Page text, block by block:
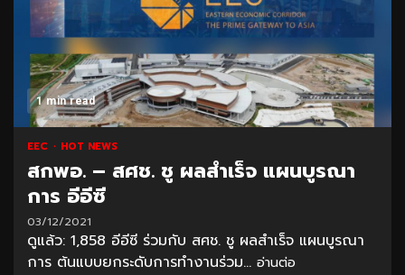
1 min read
EEC HOT NEWS
สกพอ. – สศช. ชู ผลสำเร็จ แผนบูรณา
การ อีอีซี
03/12/2021
ดูแล้ว: 1,858 อีอีซี ร่วมกับ สศช. ชู ผลสำเร็จ แผนบูรณา
การ ต้นแบบยกระดับการทำงานร่วม... อ่านต่อ